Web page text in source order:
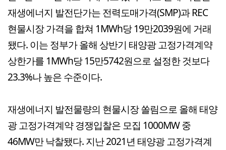
재생에너지 발전단가는 전력도매가격(SMP)과 REC
현물시장 가격을 합쳐 1MWh당 19만2039원에 거래
됐다. 이는 정부가 올해 상반기 태양광 고정가격계약
상한가를 1MWh당 15만5742원으로 설정한 것보다
23.3%나 높은 수준이다.
재생에너지 발전물량의 현물시장 쏠림으로 올해 태양
광 고정가격계약 경쟁입찰은 모집 1000MW 중
46MW만 낙찰됐다. 지난 2021년 태양광 고정가격계